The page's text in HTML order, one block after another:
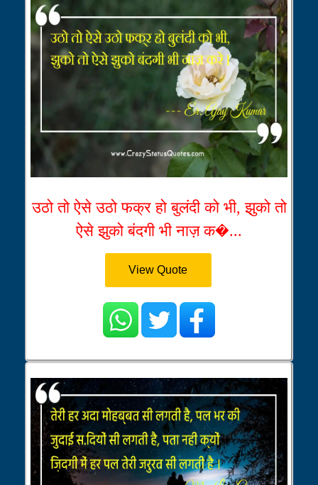
उठो तो ऐसे उठो फक्र हो बुलंदी को भी, झुको तो
ऐसे झुको बंदगी भी नाज़ क�...
View Quote